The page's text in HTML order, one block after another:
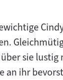
sie
an ihr